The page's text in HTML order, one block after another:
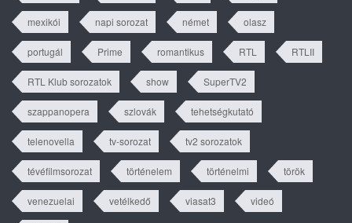
mexikói napi sorozat német olasz
portugál Prime romantikus RTL RTLII
RTL Klub sorozatok show SuperTV2
szappanopera szlovák tehetségkutató
telenovella tv-sorozat tv2 sorozatok
tévéfilmsorozat történelem történelmi török
venezuelai vetélkedő viasat3 videó